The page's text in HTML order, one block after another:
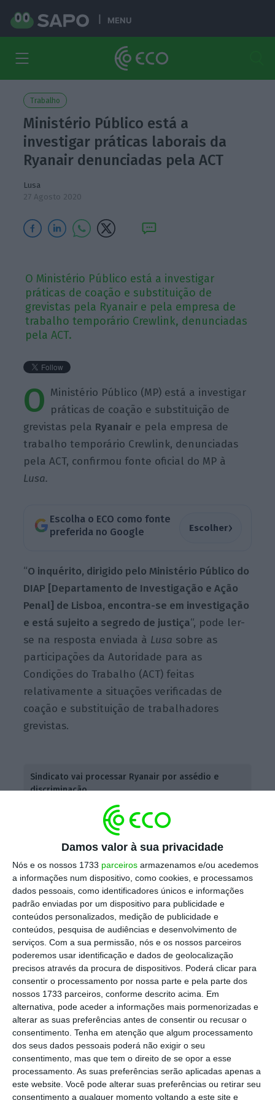
Damos valor à sua privacidade
Nós e os nossos 1733 parceiros armazenamos e/ou acedemos
a informações num dispositivo, como cookies, e processamos
dados pessoais, como identificadores únicos e informações
padrão enviadas por um dispositivo para publicidade e
conteúdos personalizados, medição de publicidade e
conteúdos, pesquisa de audiências e desenvolvimento de
serviços. Com a sua permissão, nós e os nossos parceiros
poderemos usar identificação e dados de geolocalização
precisos através da procura de dispositivos. Poderá clicar para
consentir o processamento por nossa parte e pela parte dos
nossos 1733 parceiros, conforme descrito acima. Em
alternativa, pode aceder a informações mais pormenorizadas e
alterar as suas preferências antes de consentir ou recusar o
consentimento. Tenha em atenção que algum processamento
dos seus dados pessoais poderá não exigir o seu
consentimento, mas que tem o direito de se opor a esse
processamento. As suas preferências serão aplicadas apenas a
este website. Você pode alterar suas preferências ou retirar seu
consentimento a qualquer momento voltando a este site e
MENU
Trabalho
Ministério Público está a
investigar práticas laborais da
Ryanair denunciadas pela ACT
Lusa
27 Agosto 2020
O Ministério Público está a investigar
práticas de coação e substituição de
grevistas pela Ryanair e pela empresa de
trabalho temporário Crewlink, denunciadas
pela ACT.
O Ministério Público (MP) está a investigar
práticas de coação e substituição de
grevistas pela Ryanair e pela empresa de
trabalho temporário Crewlink, denunciadas
pela ACT, confirmou fonte oficial do MP à
Lusa.
Escolha o ECO como fonte
preferida no Google
Escolher›
“O inquérito, dirigido pelo Ministério Público do
DIAP [Departamento de Investigação e Ação
Penal] de Lisboa, encontra-se em investigação
e está sujeito a segredo de justiça“, pode ler-
se na resposta enviada à Lusa sobre as
participações da Autoridade para as
Condições do Trabalho (ACT) feitas
relativamente a situações verificadas de
coação e substituição de trabalhadores
grevistas.
Sindicato vai processar Ryanair por assédio e
discriminação
Na sexta-feira, a ACT disse, em respostas
enviadas à Lusa,que realizou, nos últimos
dois anos,mais de 40 ações inspetivas à
Ryanair e a empresas que trabalham com a
companhia aérea, detetando sete tipos de
infrações.
Os procedimentos contraordenacionais foram
abertos em matérias relacionadas com
“prática de coação e substituição de
trabalhadores grevistas”, “cedência ilícita de
trabalhadores entre a Ryanair e a Crewlink
Ireland [empresa de trabalho temporário de
tripulantes], uma vez que esta última não se
encontrava licenciada para o efeito” ou